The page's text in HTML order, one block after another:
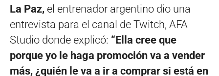
La Paz, el entrenador argentino dio una
entrevista para el canal de Twitch, AFA
Studio donde explicó: “Ella cree que
porque yo le haga promoción va a vender
más, ¿quién le va a ir a comprar si está en